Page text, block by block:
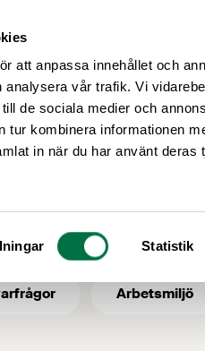
att anpassa innehållet och
vår trafik. Vi
de sociala medier och
tur kombinera informationen
in när du har använt deras
Statistik
Arbetsmiljö